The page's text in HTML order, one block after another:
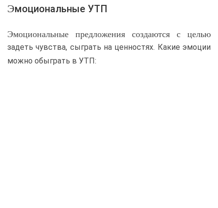
Эмоциональные УТП
Эмоциональные предложения создаются с целью
задеть чувства, сыграть на ценностях. Какие эмоции
можно обыграть в УТП: